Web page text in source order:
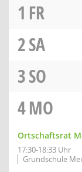
1 FR
2SA
3SO
4MO
Ortschaftsrat
17:30-18:33 Uhr
Grundschule